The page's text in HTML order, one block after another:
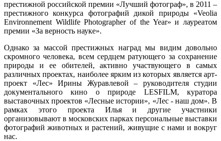
престижной российской премии «Лучший фотограф», в 2011 –
престижного конкурса фотографий дикой природы «Veolia
Environnement Wildlife Photographer of the Year» и лауреатом
премии «За верность науке».
Однако за массой престижных наград мы видим довольно
скромного человека, всем сердцем ратующего за сохранение
природы и ее обителей, активно участвующего в самых
различных проектах, наиболее ярким из которых является арт-
проект «Лес» Ирины Журавлевой – руководителя студии
документального кино о природе LESFILM, куратора
выставочных проектов «Лесные истории», «Лес - наш дом». В
рамках этого проекта Илья и другие участники
организовывают в московских парках персональные выставки
фотографий животных и растений, живущие с нами и вокруг
нас.